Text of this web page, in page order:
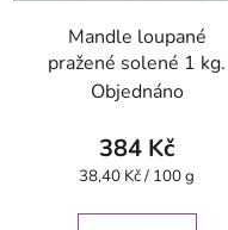
Mandle loupané
pražené solené 1 kg.
Objednáno
384 Kč
Měrná
38,40 Kč / 100 g